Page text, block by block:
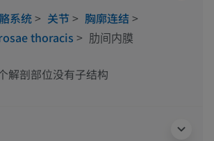
系统> 关节 > 胸廓连结 >
thoracis > 肋间内膜
解剖部位没有子结构